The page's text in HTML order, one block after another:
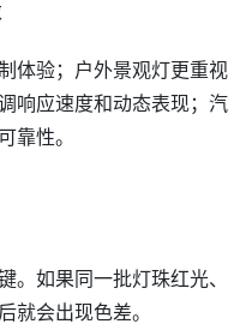
体验；户外景观灯更重视
响应速度和动态表现；汽
靠性。
。如果同一批灯珠红光、
就会出现色差。